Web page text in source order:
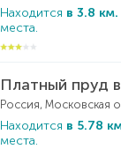
Находится в 3.8 км.
места.
Платный пруд
Россия, Московская
Находится в 5.78
места.